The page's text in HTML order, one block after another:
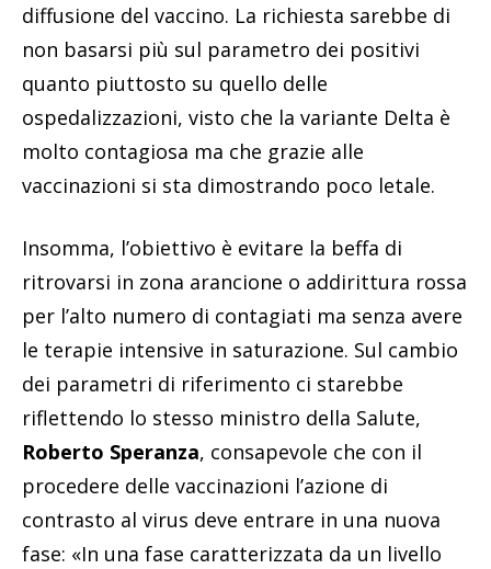
diffusione del vaccino. La richiesta sarebbe di
non basarsi più sul parametro dei positivi
quanto piuttosto su quello delle
ospedalizzazioni, visto che la variante Delta è
molto contagiosa ma che grazie alle
vaccinazioni si sta dimostrando poco letale.
Insomma, l’obiettivo è evitare la beffa di
ritrovarsi in zona arancione o addirittura rossa
per l’alto numero di contagiati ma senza avere
le terapie intensive in saturazione. Sul cambio
dei parametri di riferimento ci starebbe
riflettendo lo stesso ministro della Salute,
Roberto Speranza, consapevole che con il
procedere delle vaccinazioni l’azione di
contrasto al virus deve entrare in una nuova
fase: «In una fase caratterizzata da un livello